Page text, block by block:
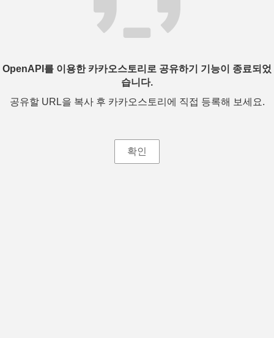
OpenAPI를 이용한 카카오스토리로 공유하기 기능이 종료되었
습니다.
공유할 URL을 복사 후 카카오스토리에 직접 등록해 보세요.
확인